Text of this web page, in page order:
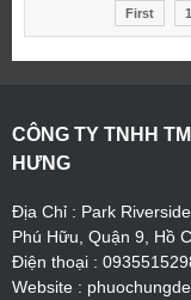
First 1
CÔNG TY TNHH
HƯNG
Địa Chỉ : Park
Phú Hữu, Quận 9, Hồ
Điện thoại :
Website :